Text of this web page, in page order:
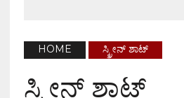
HOME ಸ್ಕ್ರೀನ್ ಶಾಟ್
ಸ್ಕ್ರೀನ್ ಶಾಟ್